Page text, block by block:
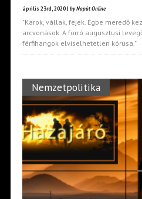
április 23rd, 2020 | by Napút Online
"Karok, vállak, fejek. Égbe meredő
arcvonások. A forró augusztusi
férfihangok elviselhetetlen kórusa."
Nemzetpolitika